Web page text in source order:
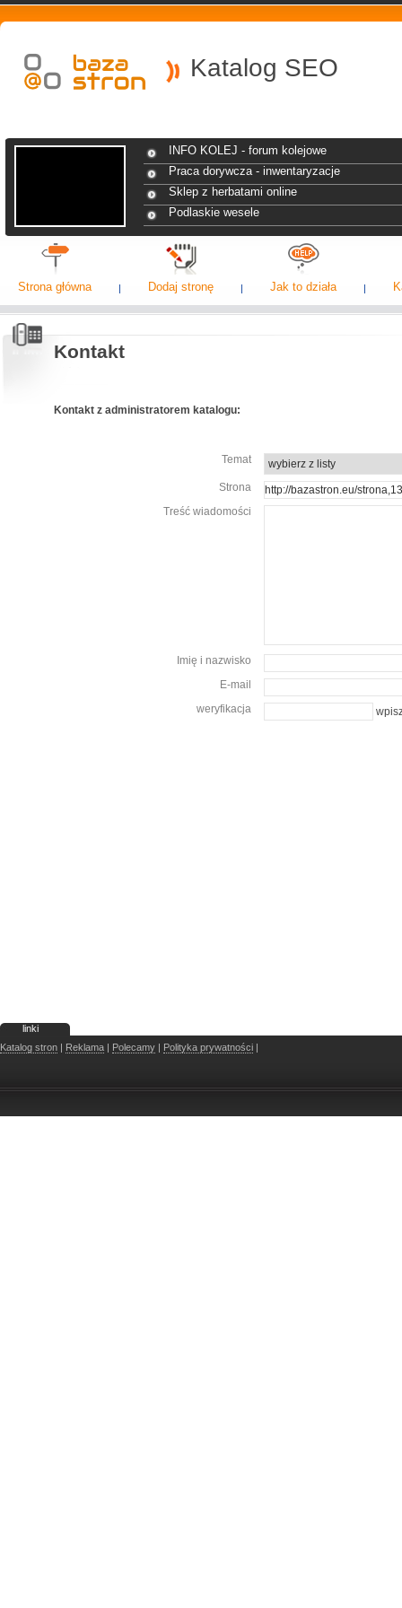
Katalog SEO
INFO KOLEJ - forum kolejowe
Praca dorywcza - inwentaryzacje
Sklep z herbatami online
Podlaskie wesele
Strona główna Dodaj stronę Jak to działa
Kontakt
Kontakt z administratorem katalogu:
Temat
Strona
Treść wiadomości
Imię i nazwisko
E-mail
weryfikacja
linki
Katalog stron | Reklama | Polecamy | Polityka prywatności |